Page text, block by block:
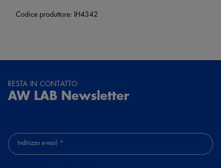
Codice produttore: IH4342
RESTA IN CONTATTO
AW LAB Newsletter
Indirizzo e-mail